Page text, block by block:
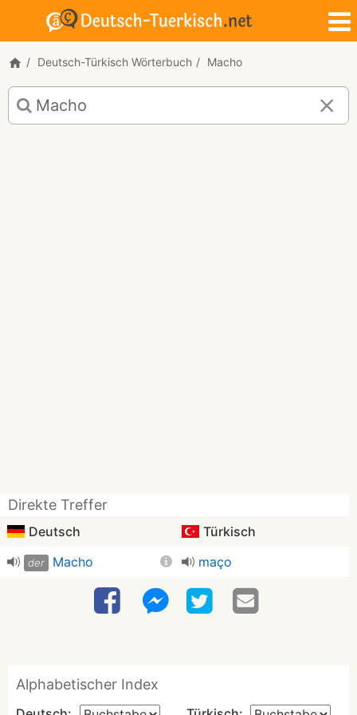
Deutsch-Türkisch Wörterbuch Macho
Deutsch-
Türkisch
Übersetzung
Direkte Treffer
Deutsch Türkisch
der Macho maço
Alphabetischer Index